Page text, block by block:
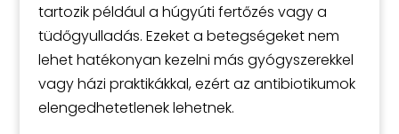
tartozik például a húgyúti fertőzés vagy a
tüdőgyulladás. Ezeket a betegségeket nem
lehet hatékonyan kezelni más gyógyszerekkel
vagy házi praktikákkal, ezért az antibiotikumok
elengedhetetlenek lehetnek.